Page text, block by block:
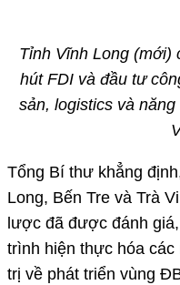
Tỉnh Vĩnh Long (mới)
hút FDI và đầu tư
sản, logistics và
Tổng Bí thư khẳng
Long, Bến Tre và Trà
lược đã được đánh
trình hiện thực hóa
trị về phát triển vùng